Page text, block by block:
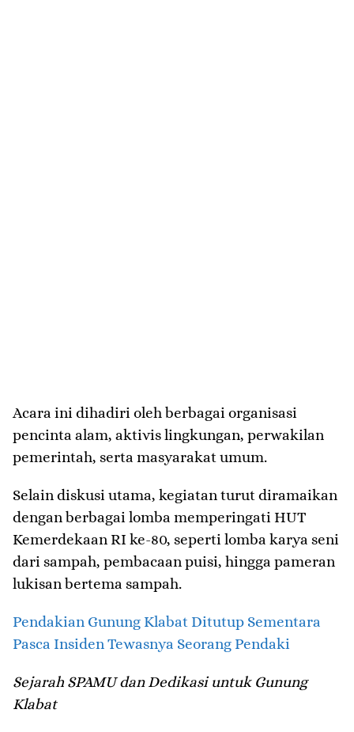
Acara ini dihadiri oleh berbagai organisasi
pencinta alam, aktivis lingkungan, perwakilan
pemerintah, serta masyarakat umum.
Selain diskusi utama, kegiatan turut diramaikan
dengan berbagai lomba memperingati HUT
Kemerdekaan RI ke-80, seperti lomba karya seni
dari sampah, pembacaan puisi, hingga pameran
lukisan bertema sampah.
Pendakian Gunung Klabat Ditutup Sementara
Pasca Insiden Tewasnya Seorang Pendaki
Sejarah SPAMU dan Dedikasi untuk Gunung
Klabat